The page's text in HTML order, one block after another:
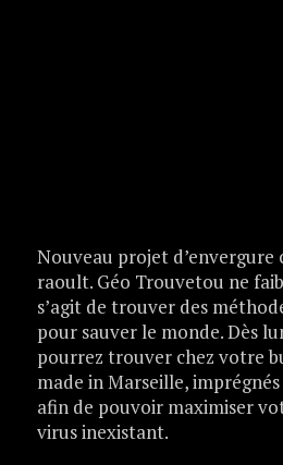
Nouveau projet d’envergure
raoult. Géo Trouvetou ne
s’agit de trouver des
pour sauver le monde. Dès
pourrez trouver chez votre
made in Marseille,
afin de pouvoir maximiser
virus inexistant.